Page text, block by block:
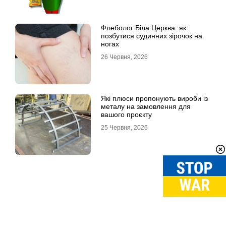
Флеболог Біла Церква: як
позбутися судинних зірочок на
ногах
26 Червня, 2026
Які плюси пропонують вироби із
металу на замовлення для
вашого проєкту
25 Червня, 2026